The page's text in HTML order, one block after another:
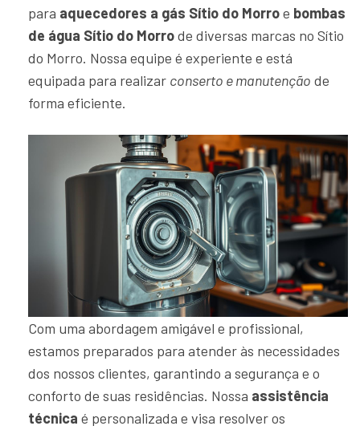
para aquecedores a gás Sítio do Morroe bombas
de água Sítio do Morrode diversas marcas no Sítio
do Morro. Nossa equipe é experiente e está
equipada para realizar conserto e manutenção de
forma eficiente.
Com uma abordagem amigável e profissional,
estamos preparados para atender às necessidades
dos nossos clientes, garantindo a segurança e o
conforto de suas residências. Nossa assistência
técnica é personalizada e visa resolver os